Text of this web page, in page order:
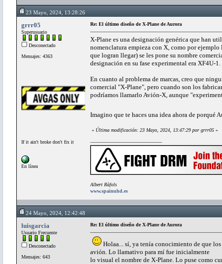
23 Mayo, 2024, 13:28:26
grrr05
Superusuario
Desconectado
Mensajes: 4363
If it ain't broke don't fix it
En línea
Re: El último diseño de X-Plane de Aurora
X-Plane es una designación genérica que han
nomenclatura empieza con X, como por ejemplo
que logran llegar) se les pone su nombre
designación en su fase experimental era XF4U-1.
En cuanto al problema de marcas, creo que
comercial "X-Plane", pero cuando son los
podríamos llamarlo Avión-X, aunque
Imagino que te haces una idea ahora de porqué
« Última modificación: 23 Mayo, 2024, 13:47:29 por grrr05 »
Albert Ràfols
www.spainuhd.es
24 Mayo, 2024, 12:42:48
luisgarcia
Usuario Frecuente
Desconectado
Mensajes: 643
Re: El último diseño de X-Plane de Aurora
Holaa... sí, ya tenía conocimiento de que
avión. Lo llamativo para mí fue inicialmente
lo visual el nombre de X-Plane. Lo puse como